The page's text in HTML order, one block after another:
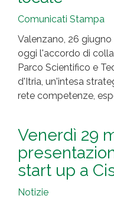
Comunicati Stampa
Valenzano, 26
oggi l'accordo di
Parco Scientifico e
d'Itria, un'intesa
rete competenze,
Venerdì 29
start up a
Notizie